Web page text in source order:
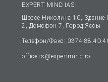
EXPERT MIND IASI
Шоссе Николина 10, Здание
2, Домофон 7, Гopoд Яссы
Телефон/Факс:
office.is@expertmind.ro